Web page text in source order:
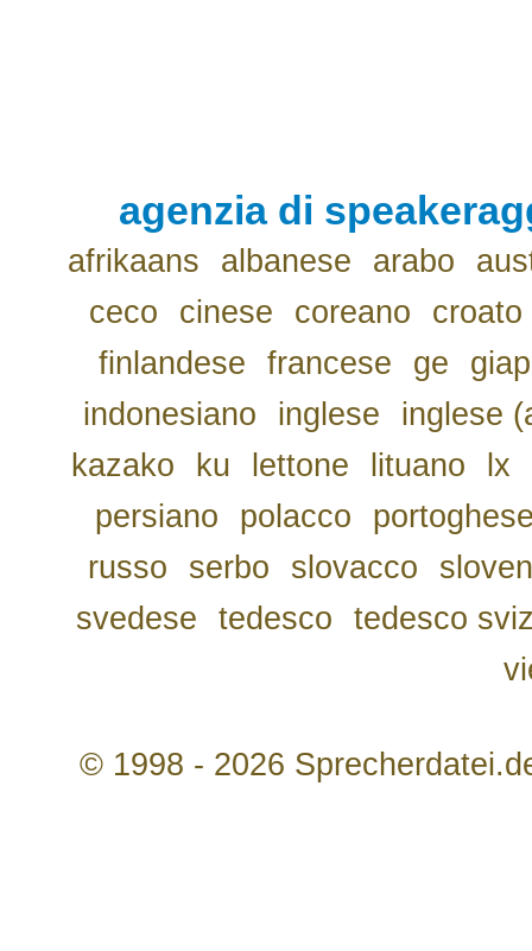
agenzia di
afrikaans albanese arabo
ceco
cinese coreano
croato
finlandese
francese ge
indonesiano
inglese
inglese
kazako
ku lettone lituano lx
persiano
polacco
russo
serbo slovacco
svedese
tedesco
tedesco
© 1998 - 2026